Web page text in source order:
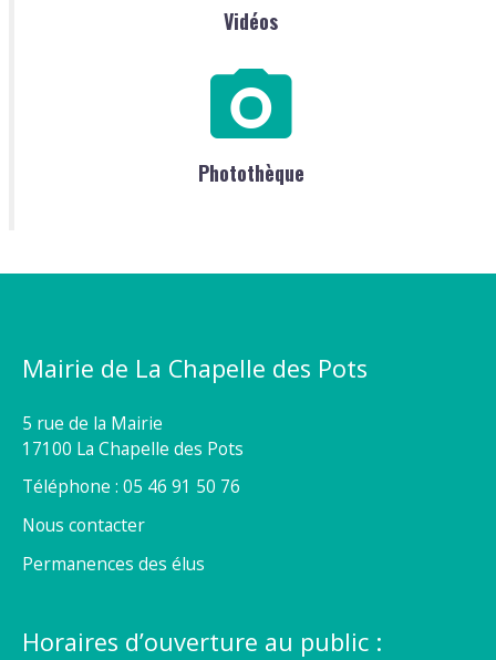
Vidéos
Photothèque
Mairie de La Chapelle des Pots
5 rue de la Mairie
17100 La Chapelle des Pots
Téléphone : 05 46 91 50 76
Nous contacter
Permanences des élus
Horaires d’ouverture au public :